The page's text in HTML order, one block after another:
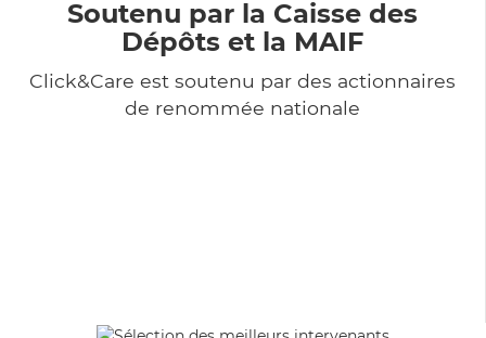
Soutenu par la Caisse des
Dépôts et la MAIF
Click&Care est soutenu par des actionnaires
de renommée nationale